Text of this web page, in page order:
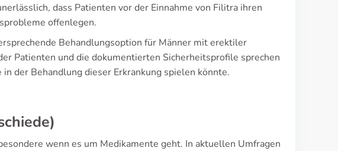
dass Patienten vor der Einnahme von Filitra ihren
offenlegen.
Behandlungsoption für Männer mit erektiler
Patienten und die dokumentierten Sicherheitsprofile sprechen
der Behandlung dieser Erkrankung spielen könnte.
wenn es um Medikamente geht. In aktuellen Umfragen